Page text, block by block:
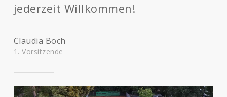
jederzeit Willkommen!
Claudia Boch
1. Vorsitzende